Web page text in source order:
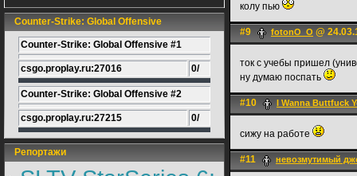
Counter-Strike: Global Offensive
Counter-Strike: Global Offensive #1
csgo.proplay.ru:27016 0/
Counter-Strike: Global Offensive #2
csgo.proplay.ru:27215 0/
Репортажи
колу пью
#9 fotonO_O @
ток с учебы пришел
ну думаю поспать
#10 I Wanna Buttfuck
сижу на работе
#11 невозмутимый